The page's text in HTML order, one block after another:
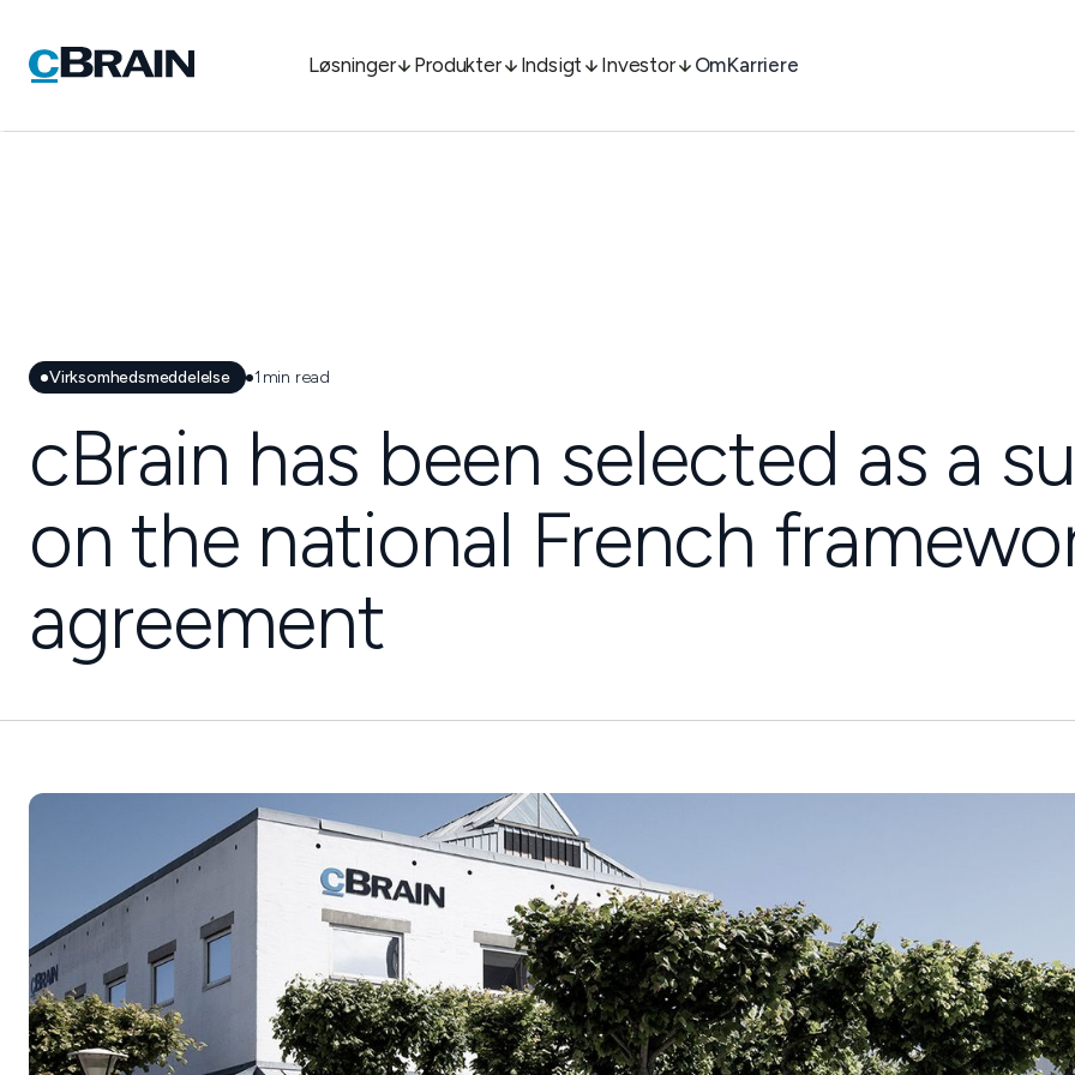
Løsninger Produkter Indsigt Investor OmKarriere
Virksomhedsmeddelelse 1 min read
cBrain has been selected as a
on the national French
agreement